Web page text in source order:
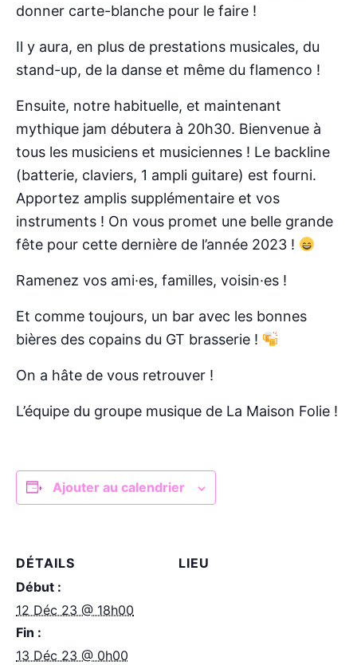
donner carte-blanche pour le faire !
Il y aura, en plus de prestations musicales, du
stand-up, de la danse et même du flamenco !
Ensuite, notre habituelle, et maintenant
mythique jam débutera à 20h30. Bienvenue à
tous les musiciens et musiciennes ! Le backline
(batterie, claviers, 1 ampli guitare) est fourni.
Apportez amplis supplémentaire et vos
instruments ! On vous promet une belle grande
fête pour cette dernière de l’année 2023 !
Ramenez vos ami·es, familles, voisin·es !
Et comme toujours, un bar avec les bonnes
bières des copains du GT brasserie !
On a hâte de vous retrouver !
L’équipe du groupe musique de La Maison Folie !
Ajouter au calendrier
DÉTAILS
Début :
12 Déc 23 @ 18h00
Fin :
13 Déc 23 @ 0h00
LIEU